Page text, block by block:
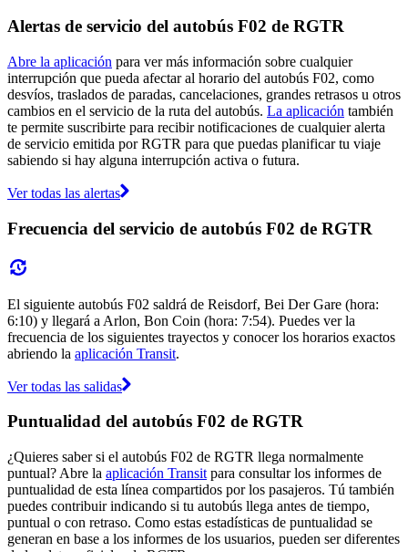
Alertas de servicio del autobús F02 de RGTR
Abre la aplicación para ver más información sobre cualquier
interrupción que pueda afectar al horario del autobús F02, como
desvíos, traslados de paradas, cancelaciones, grandes retrasos u otros
cambios en el servicio de la ruta del autobús. La aplicación también
te permite suscribirte para recibir notificaciones de cualquier alerta
de servicio emitida por RGTR para que puedas planificar tu viaje
sabiendo si hay alguna interrupción activa o futura.
Ver todas las alertas
Frecuencia del servicio de autobús F02 de RGTR
El siguiente autobús F02 saldrá de Reisdorf, Bei Der Gare (hora:
6:10) y llegará a Arlon, Bon Coin (hora: 7:54). Puedes ver la
frecuencia de los siguientes trayectos y conocer los horarios exactos
abriendo la aplicación Transit.
Ver todas las salidas
Puntualidad del autobús F02 de RGTR
¿Quieres saber si el autobús F02 de RGTR llega normalmente
puntual? Abre la aplicación Transit para consultar los informes de
puntualidad de esta línea compartidos por los pasajeros. Tú también
puedes contribuir indicando si tu autobús llega antes de tiempo,
puntual o con retraso. Como estas estadísticas de puntualidad se
generan en base a los informes de los usuarios, pueden ser diferentes